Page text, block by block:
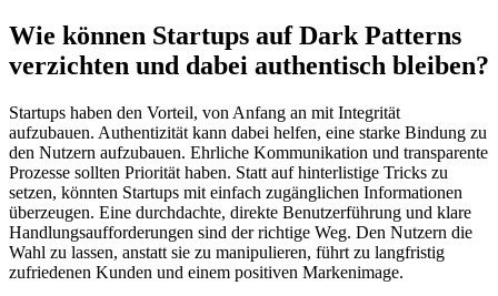
Wie können Startups auf Dark Patterns
verzichten und dabei authentisch bleiben?
Startups haben den Vorteil, von Anfang an mit Integrität
aufzubauen. Authentizität kann dabei helfen, eine starke Bindung zu
den Nutzern aufzubauen. Ehrliche Kommunikation und transparente
Prozesse sollten Priorität haben. Statt auf hinterlistige Tricks zu
setzen, könnten Startups mit einfach zugänglichen Informationen
überzeugen. Eine durchdachte, direkte Benutzerführung und klare
Handlungsaufforderungen sind der richtige Weg. Den Nutzern die
Wahl zu lassen, anstatt sie zu manipulieren, führt zu langfristig
zufriedenen Kunden und einem positiven Markenimage.